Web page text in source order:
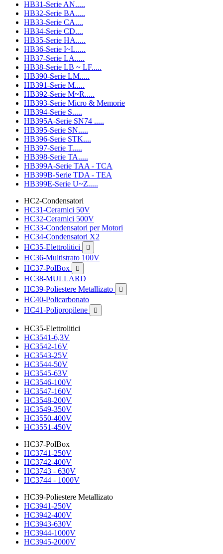
HB31-Serie AN.....
HB32-Serie BA.....
HB33-Serie CA....
HB34-Serie CD....
HB35-Serie HA.....
HB36-Serie I~L.....
HB37-Serie LA.....
HB38-Serie LB ~ LF.....
HB390-Serie LM.....
HB391-Serie M.....
HB392-Serie M~R.....
HB393-Serie Micro & Memorie
HB394-Serie S.....
HB395A-Serie SN74 .....
HB395-Serie SN.....
HB396-Serie STK....
HB397-Serie T.....
HB398-Serie TA.....
HB399A-Serie TAA - TCA
HB399B-Serie TDA - TEA
HB399E-Serie U~Z.....
HC2-Condensatori
HC31-Ceramici 50V
HC32-Ceramici 500V
HC33-Condensatori per Motori
HC34-Condensatori X2
HC35-Elettrolitici

HC36-Multistrato 100V
HC37-PolBox

HC38-MULLARD
HC39-Poliestere Metallizato

HC40-Policarbonato
HC41-Polipropilene

HC35-Elettrolitici
HC3541-6,3V
HC3542-16V
HC3543-25V
HC3544-50V
HC3545-63V
HC3546-100V
HC3547-160V
HC3548-200V
HC3549-350V
HC3550-400V
HC3551-450V
HC37-PolBox
HC3741-250V
HC3742-400V
HC3743 - 630V
HC3744 - 1000V
HC39-Poliestere Metallizato
HC3941-250V
HC3942-400V
HC3943-630V
HC3944-1000V
HC3945-2000V